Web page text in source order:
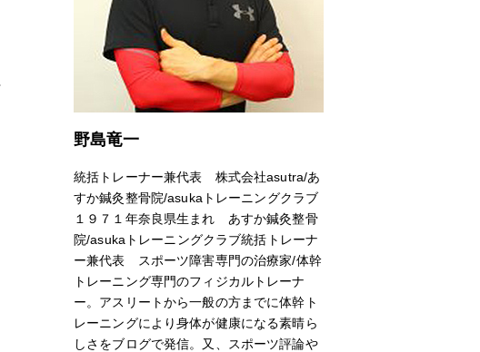
野島竜一
統括トレーナー兼代表 株式会社asutra/あ
すか鍼灸整骨院/asukaトレーニングクラブ
１９７１年奈良県生まれ あすか鍼灸整骨
院/asukaトレーニングクラブ統括トレーナ
ー兼代表 スポーツ障害専門の治療家/体幹
トレーニング専門のフィジカルトレーナ
ー。アスリートから一般の方までに体幹ト
レーニングにより身体が健康になる素晴ら
しさをブログで発信。又、スポーツ評論や